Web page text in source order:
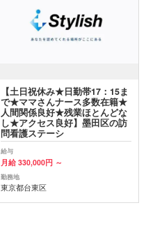
【土日祝休み★日勤帯17：15ま
で★ママさんナース多数在籍★
人間関係良好★残業ほとんどな
し★アクセス良好】墨田区の訪
問看護ステーシ
給与
月給 330,000円 ～
勤務地
東京都台東区